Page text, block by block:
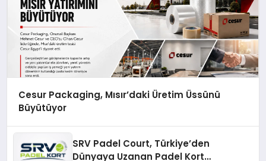
Cesur Packaging, Mısır’daki Üretim Üssünü
Büyütüyor
SRV Padel Court, Türkiye’den
Dünyaya Uzanan Padel Kort